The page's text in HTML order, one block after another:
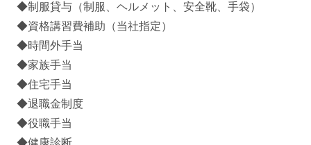
◆制服貸与（制服、ヘルメット、安全靴、手袋）
◆資格講習費補助（当社指定）
◆時間外手当
◆家族手当
◆住宅手当
◆退職金制度
◆役職手当
◆健康診断